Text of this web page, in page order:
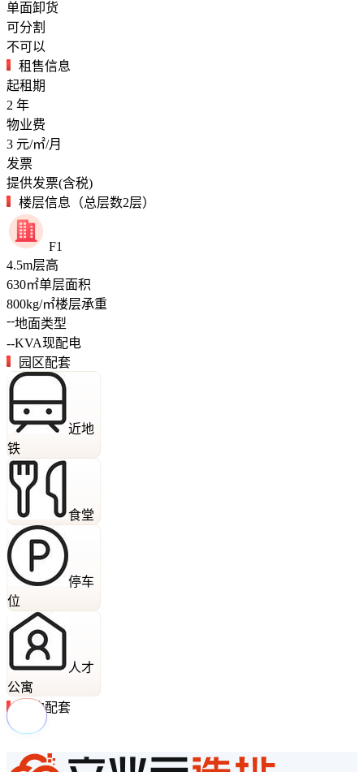
单面卸货
可分割
不可以
租售信息
起租期
2 年
物业费
3 元/㎡/月
发票
提供发票(含税)
楼层信息（总层数2层）
F1
4.5m层高
630㎡单层面积
800kg/㎡楼层承重
--地面类型
--KVA现配电
园区配套
近地
铁
食堂
停车
位
人才
公寓
周边配套